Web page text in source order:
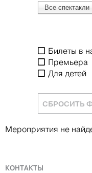
Билеты в
Премьера
Для детей
СБРОСИТЬ
Мероприятия не
КОНТАКТЫ